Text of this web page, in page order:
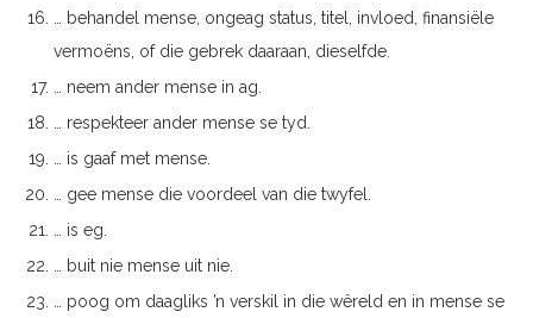
… behandel mense, ongeag status, titel, invloed, finansiële
vermoëns, of die gebrek daaraan, dieselfde.
… neem ander mense in ag.
… respekteer ander mense se tyd.
… is gaaf met mense.
… gee mense die voordeel van die twyfel.
… is eg.
… buit nie mense uit nie.
… poog om daagliks ’n verskil in die wêreld en in mense se